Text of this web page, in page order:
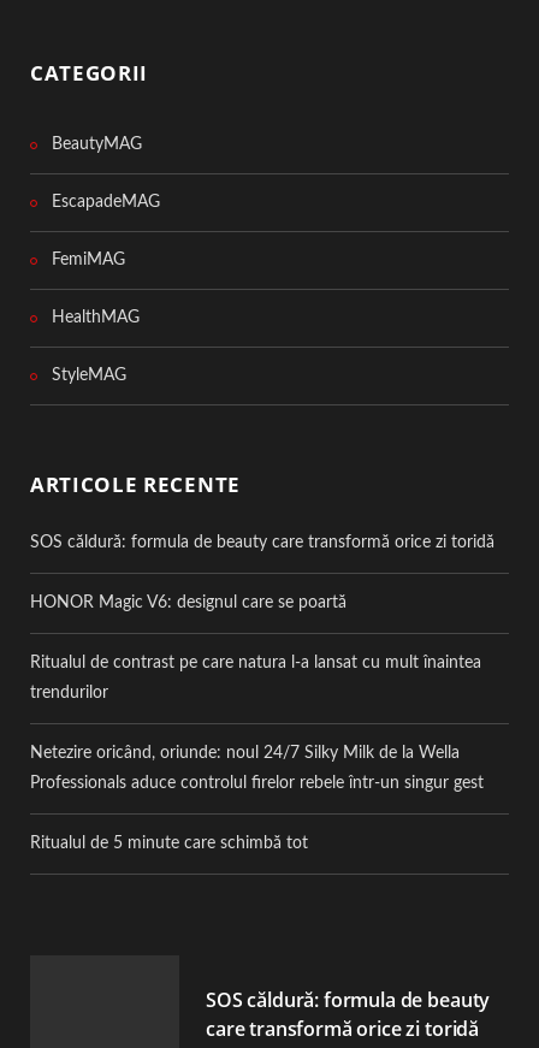
CATEGORII
BeautyMAG
EscapadeMAG
FemiMAG
HealthMAG
StyleMAG
ARTICOLE RECENTE
SOS căldură: formula de beauty care transformă orice zi toridă
HONOR Magic V6: designul care se poartă
Ritualul de contrast pe care natura l-a lansat cu mult înaintea
trendurilor
Netezire oricând, oriunde: noul 24/7 Silky Milk de la Wella
Professionals aduce controlul firelor rebele într-un singur gest
Ritualul de 5 minute care schimbă tot
SOS căldură: formula de beauty
care transformă orice zi toridă